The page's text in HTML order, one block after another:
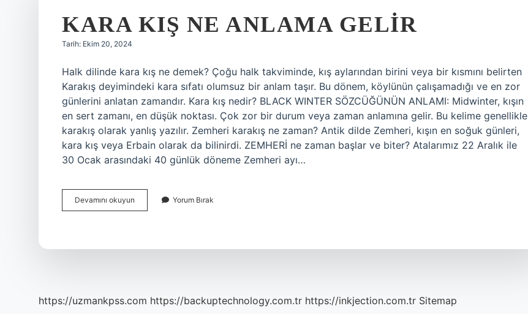
KARA KIŞ NE ANLAMA GELIR
Tarih: Ekim 20, 2024
Halk dilinde kara kış ne demek? Çoğu halk takviminde, kış aylarından birini veya bir kısmını belirten
Karakış deyimindeki kara sıfatı olumsuz bir anlam taşır. Bu dönem, köylünün çalışamadığı ve en zor
günlerini anlatan zamandır. Kara kış nedir? BLACK WINTER SÖZCÜĞÜNÜN ANLAMI: Midwinter, kışın
en sert zamanı, en düşük noktası. Çok zor bir durum veya zaman anlamına gelir. Bu kelime genellikle
karakış olarak yanlış yazılır. Zemheri karakış ne zaman? Antik dilde Zemheri, kışın en soğuk günleri,
kara kış veya Erbain olarak da bilinirdi. ZEMHERİ ne zaman başlar ve biter? Atalarımız 22 Aralık ile
30 Ocak arasındaki 40 günlük döneme Zemheri ayı…
Devamını okuyun
Kış
Yorum Bırak
https://uzmankpss.com https://backuptechnology.com.tr https://inkjection.com.tr Sitemap